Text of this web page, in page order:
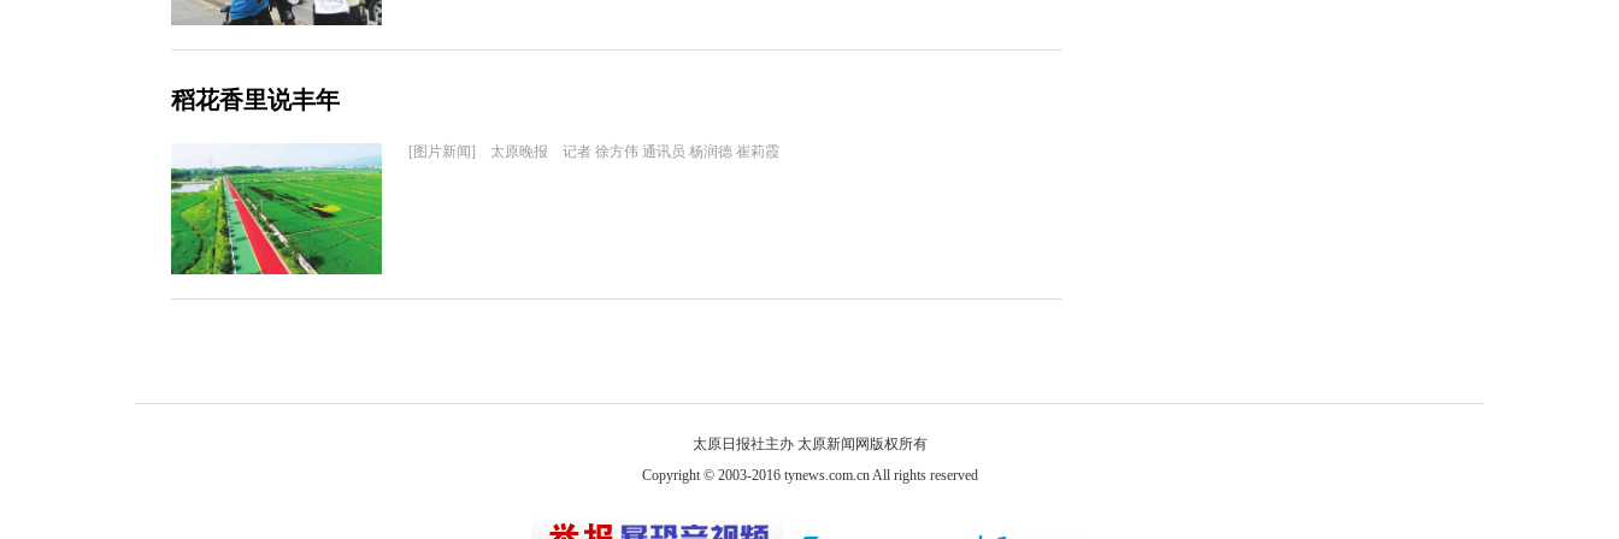
稻花香里说丰年
[图片新闻] 太原晚报 记者 徐方伟 通讯员 杨润德 崔莉霞
太原日报社主办 太原新闻网版权所有
Copyright © 2003-2016 tynews.com.cn All rights reserved